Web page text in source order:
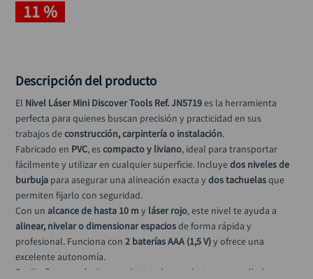
11 %
Descripción del producto
El Nivel Láser Mini Discover Tools Ref. JN5719 es la herramienta
perfecta para quienes buscan precisión y practicidad en sus
trabajos de construcción, carpintería o instalación.
Fabricado en PVC, es compacto y liviano, ideal para transportar
fácilmente y utilizar en cualquier superficie. Incluye dos niveles de
burbuja para asegurar una alineación exacta y dos tachuelas que
permiten fijarlo con seguridad.
Con un alcance de hasta 10 m y láser rojo, este nivel te ayuda a
alinear, nivelar o dimensionar espacios de forma rápida y
profesional. Funciona con 2 baterías AAA (1,5 V) y ofrece una
excelente autonomía.
Su diseño ergonómico y resistente lo convierten en un aliado
hidrolavadora
taladro inalámbrico
llave impacto